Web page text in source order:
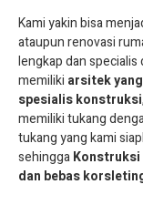
Kami yakin bisa
ataupun renovasi
lengkap dan specialis
memiliki arsitek
spesialiskonstruksi,
memiliki tukang
tukang yang kami
sehinggaKonstruksi
dan bebas